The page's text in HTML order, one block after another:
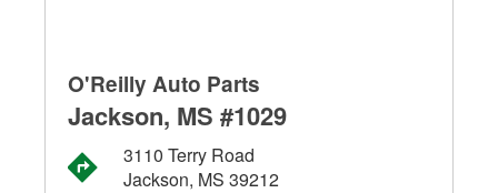
O'Reilly Auto Parts
Jackson, MS #1029
3110 Terry Road
Jackson, MS 39212